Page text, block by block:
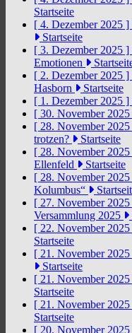
Startseite
[ 4. Dezember 2025 ]
Startseite
[ 3. Dezember 2025 ]
Emotionen
[ 2. Dezember 2025 ]
Hasborn
Startseite
[ 1. Dezember 2025 ]
[ 30. November
[ 28. November
trotzen?
Startseite
[ 28. November
Ellenfeld
Startseite
[ 28. November
Kolumbus“
[ 27. November
Versammlung 2025
[ 22. November
Startseite
[ 21. November
Startseite
[ 21. November
Startseite
[ 21. November
Startseite
[ 20. November